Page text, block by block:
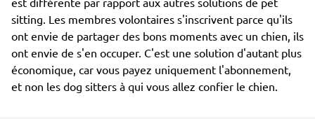
sitting. Les membres volontaires s'inscrivent parce qu'ils
ont envie de partager des bons moments avec un chien, ils
ont envie de s'en occuper. C'est une solution d'autant plus
économique, car vous payez uniquement l'abonnement,
et non les dog sitters à qui vous allez confier le chien.